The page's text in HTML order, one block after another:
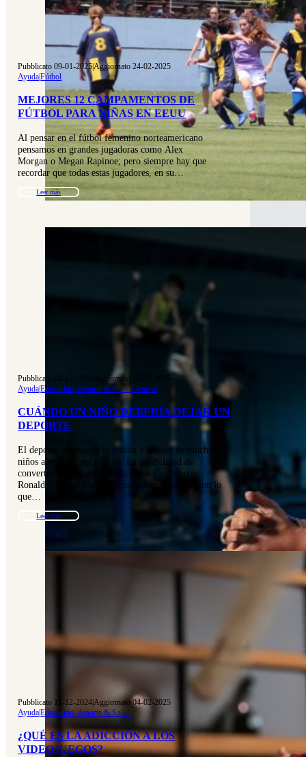
Pubblicato 09-01-2025|Aggiornato 24-02-2025
Ayuda|Fútbol
MEJORES 12 CAMPAMENTOS DE
FÚTBOL PARA NIÑAS EN EEUU
Al pensar en el fútbol femenino norteamericano
pensamos en grandes jugadoras como Alex
Morgan o Megan Rapinoe; pero siempre hay que
recordar que todas estas jugadores, en su…
Leer más
Pubblicato 04-12-2024
Aggiornato 14-02-2025
Ayuda|Educación, deporte & Salud|General
CUÁNDO UN NIÑO DEBERÍA DEJAR UN
DEPORTE
El deporte representa la pasión y ilusión de muchos
niños alrededor del mundo. La posibilidad de
convertirse en un gran atleta como Cristiano
Ronaldo, Rafael Nadal o Lionel Messi es algo con lo
que…
Leer más
Pubblicato 11-12-2024|Aggiornato 04-02-2025
Ayuda|Educación, deporte & Salud
¿QUÉ ES LA ADICCIÓN A LOS
VIDEOJUEGOS?